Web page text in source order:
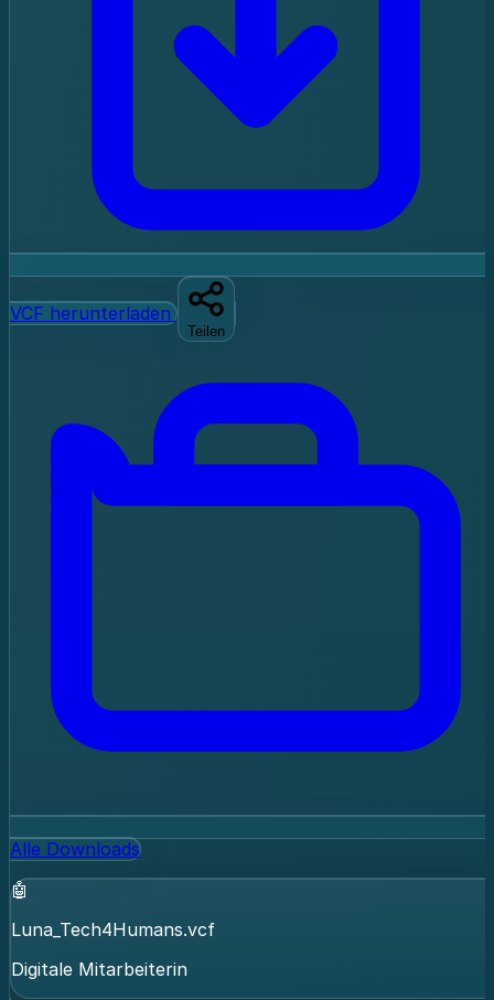
VCF herunterladen
Teilen
Alle Downloads
🤖
Luna_Tech4Humans.vcf
Digitale Mitarbeiterin